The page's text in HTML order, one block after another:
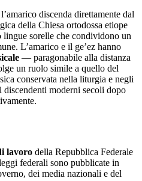
discenda direttamente dal
della Chiesa ortodossa etiope
lingue sorelle che condividono un
L’amarico e il ge’ez hanno
— paragonabile alla distanza
un ruolo simile a quello del
conservata nella liturgia e negli
moderni secoli dopo
lavoro della Repubblica Federale
federali sono pubblicate in
dei media nazionali e del